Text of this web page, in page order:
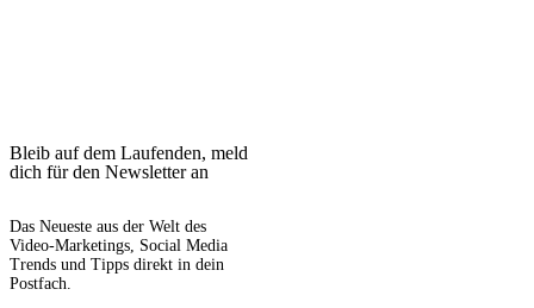
Bleib auf dem Laufenden, meld
dich für den Newsletter an
Das Neueste aus der Welt des
Video-Marketings, Social Media
Trends und Tipps direkt in dein
Postfach.